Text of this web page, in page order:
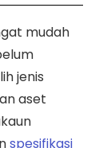
mudah
jenis
aset
spesifikasi